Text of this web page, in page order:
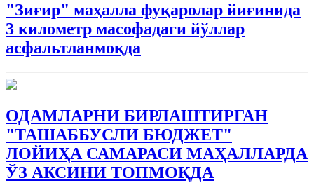
"Зиғир" маҳалла фуқаролар йиғинида
3 километр масофадаги йўллар
асфальтланмоқда
ОДАМЛАРНИ БИРЛАШТИРГАН
"ТАШАББУСЛИ БЮДЖEТ"
ЛОЙИҲА САМАРАСИ МАҲАЛЛАРДА
ЎЗ АКСИНИ ТОПМОҚДА